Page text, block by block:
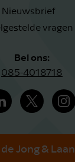
Nieuwsbrief
vragen
Bel ons:
085-4018718
Jong & Laan